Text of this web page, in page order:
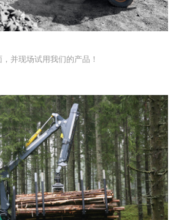
并现场试用我们的产品！